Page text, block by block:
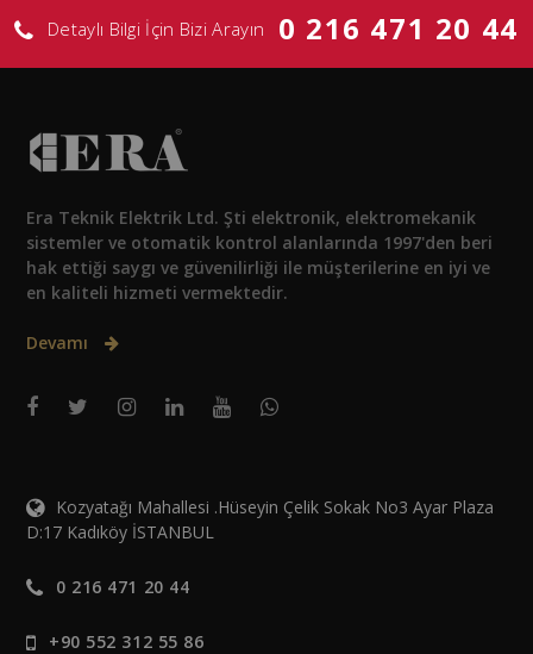
Detaylı Bilgi İçin Bizi Arayın 0 216 471 20 44
Era Teknik Elektrik Ltd. Şti elektronik, elektromekanik
sistemler ve otomatik kontrol alanlarında 1997'den beri
hak ettiği saygı ve güvenilirliği ile müşterilerine en iyi ve
en kaliteli hizmeti vermektedir.
Devamı
Kozyatağı Mahallesi .Hüseyin Çelik Sokak No3 Ayar Plaza
D:17 Kadıköy İSTANBUL
0 216 471 20 44
+90 552 312 55 86